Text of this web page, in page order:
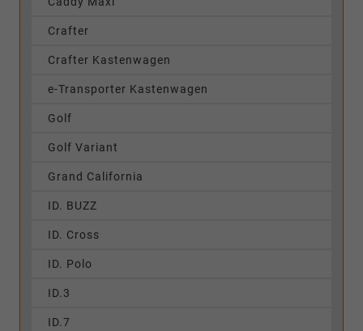
Crafter
Crafter Kastenwagen
e-Transporter Kastenwagen
Golf
Golf Variant
Grand California
ID. BUZZ
ID. Cross
ID. Polo
ID.3
ID.7